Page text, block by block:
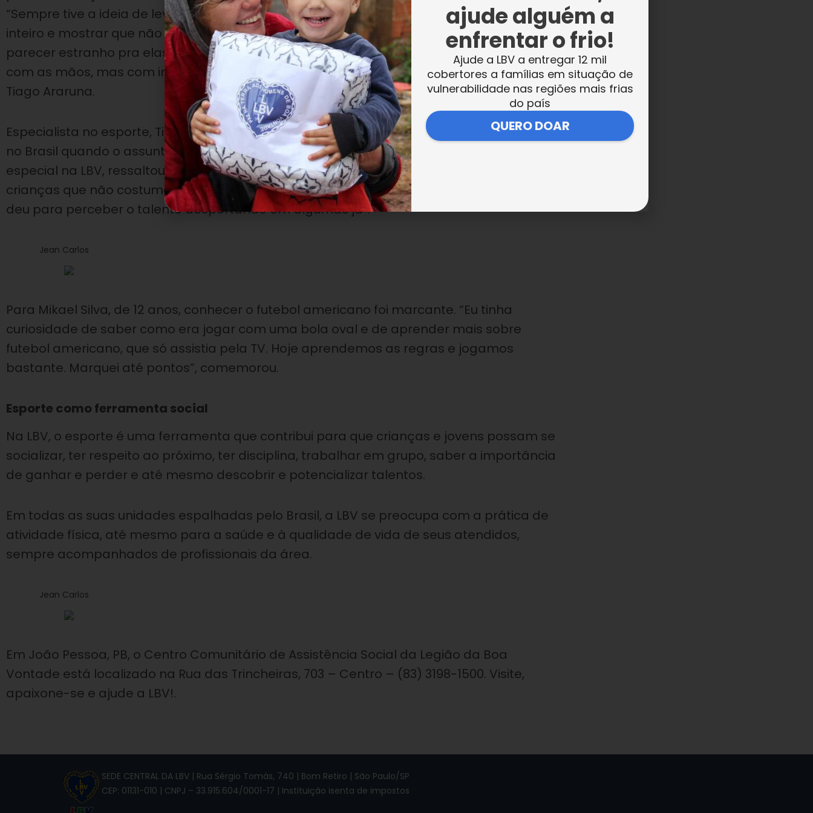
“Sempre tive a ideia de levar o futebol americano cada vez mais para pessoas no Brasil
inteiro e mostrar que não é um esporte de violência, é muito mais de inteligência. Pode
parecer estranho pra elas porque é um universo completamente novo, por ser futebol
com as mãos, mas com interesse se torna fácil entender todas as regras”, explicou
Tiago Araruna.
Especialista no esporte, Tiago é um dos fundadores do site Liga dos 32
, que é referência
no Brasil quando o assunto é futebol americano e NFL. Empolgado com a atividade
especial na LBV, ressaltou: “Hoje foi uma oportunidade única de trazer o esporte para
crianças que não costumam praticar. A gente acaba enxergando nelas o interesse e
deu para perceber o talento despertando em algumas já”.
Jean Carlos
Para Mikael Silva, de 12 anos, conhecer o futebol americano foi marcante. “Eu tinha
curiosidade de saber como era jogar com uma bola oval e de aprender mais sobre
futebol americano, que só assistia pela TV. Hoje aprendemos as regras e jogamos
bastante. Marquei até pontos”, comemorou.
Esporte como ferramenta social
Na LBV, o esporte é uma ferramenta que contribui para que crianças e jovens possam se
socializar, ter respeito ao próximo, ter disciplina, trabalhar em grupo, saber a importância
de ganhar e perder e até mesmo descobrir e potencializar talentos.
Em todas as suas unidades espalhadas pelo Brasil, a LBV se preocupa com a prática de
atividade física, até mesmo para a saúde e à qualidade de vida de seus atendidos,
sempre acompanhados de profissionais da área.
Jean Carlos
Em João Pessoa, PB, o Centro Comunitário de Assistência Social da Legião da Boa
Vontade está localizado na Rua das Trincheiras, 703 – Centro – (83) 3198-1500. Visite,
apaixone-se e ajude a LBV!.
SEDE CENTRAL DA LBV | Rua Sérgio Tomás, 740 | Bom Retiro | São Paulo/SP
CEP: 01131-010 | CNPJ – 33.915.604/0001-17 | Instituição isenta de impostos
ajude alguém a
enfrentar o frio!
Ajude a LBV a entregar 12 mil
cobertores a famílias em situação de
vulnerabilidade nas regiões mais frias
do país
QUERO DOAR